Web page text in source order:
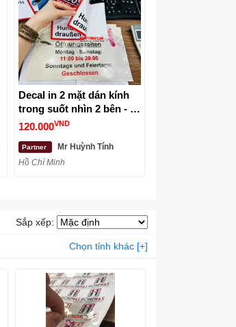
Decal in 2 mặt dán kính
trong suốt nhìn 2 bên - In
Kỹ Thuật Số Since 2006
120.000VND
Partner
Mr Huỳnh Tính
Hồ Chí Minh
Sắp xếp:
Chọn tỉnh khác [+]